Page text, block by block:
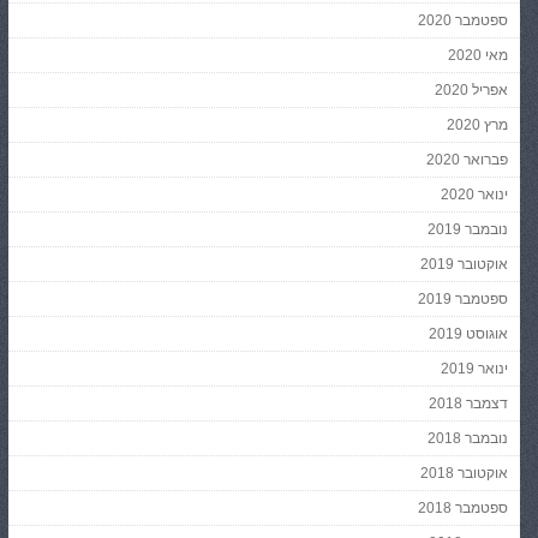
ספטמבר 2020
מאי 2020
אפריל 2020
מרץ 2020
פברואר 2020
ינואר 2020
נובמבר 2019
אוקטובר 2019
ספטמבר 2019
אוגוסט 2019
ינואר 2019
דצמבר 2018
נובמבר 2018
אוקטובר 2018
ספטמבר 2018